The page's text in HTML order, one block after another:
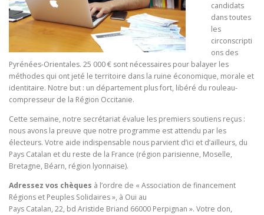
candidats
dans toutes
les
circonscripti
ons des
Pyrénées-Orientales. 25 000 € sont nécessaires pour balayer les
méthodes qui ont jeté le territoire dans la ruine économique, morale et
identitaire. Notre but : un département plus fort, libéré du rouleau-
compresseur de la Région Occitanie.
Cette semaine, notre secrétariat évalue les premiers soutiens reçus :
nous avons la preuve que notre programme est attendu par les
électeurs. Votre aide indispensable nous parvient d’ici et d’ailleurs, du
Pays Catalan et du reste de la France (région parisienne, Moselle,
Bretagne, Béarn, région lyonnaise).
Adressez vos chèques à l’ordre de « Association de financement
Régions et Peuples Solidaires », à Oui au
Pays Catalan, 22, bd Aristide Briand 66000 Perpignan ». Votre don,